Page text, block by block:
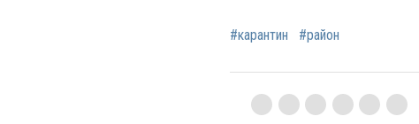
#карантин #район